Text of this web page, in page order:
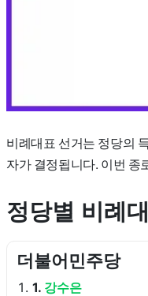
비례대표 선거는 정당의
자가 결정됩니다. 이번 종
정당별 비례
더불어민주당
1. 강수은